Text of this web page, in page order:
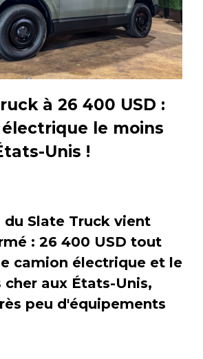
à 26 400 USD :
électrique le moins
Unis !
du Slate Truck vient
: 26 400 USD tout
camion électrique et le
cher aux États-Unis,
peu d'équipements